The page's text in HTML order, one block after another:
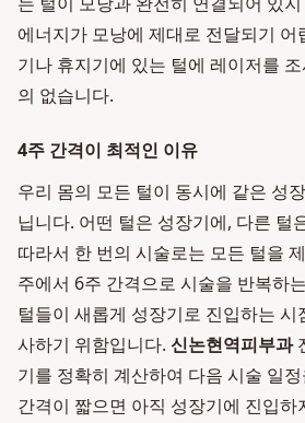
에너지가 모낭에 제대로 전달되기 어
기나 휴지기에 있는 털에 레이저를
의 없습니다.
4주 간격이 최적인 이유
우리 몸의 모든 털이 동시에 같은 성
닙니다. 어떤 털은 성장기에, 다른 털
따라서 한 번의 시술로는 모든 털을
주에서 6주 간격으로 시술을 반복하
털들이 새롭게 성장기로 진입하는
사하기 위함입니다. 신논현역피부과
기를 정확히 계산하여 다음 시술 일
간격이 짧으면 아직 성장기에 진입